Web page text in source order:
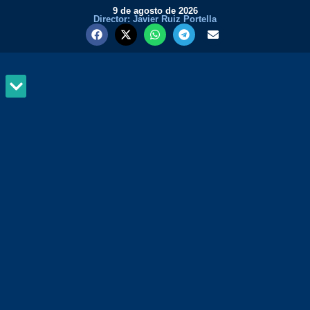
9 de agosto de 2026
Director: Javier Ruiz Portella